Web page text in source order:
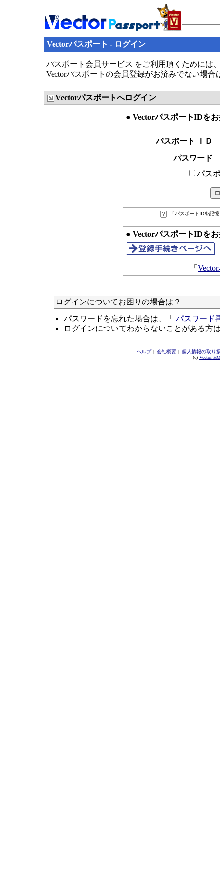
Vectorパスポート - ログイン
パスポート会員サービス をご利用頂くためには
Vectorパスポートの会員登録がお済みでない場
Vectorパスポートへログイン
● VectorパスポートIDを
パスポート ＩＤ
パスワード
パス
「パスポートIDを記
● VectorパスポートIDを
「
ログインについてお困りの場合は？
パスワードを忘れた場合は、「 パスワード
ログインについてわからないことがある方
ヘルプ| 会社概要 | 個人情報の取り
(c) Vector